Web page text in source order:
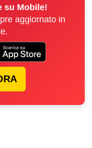
su Mobile!
aggiornato in